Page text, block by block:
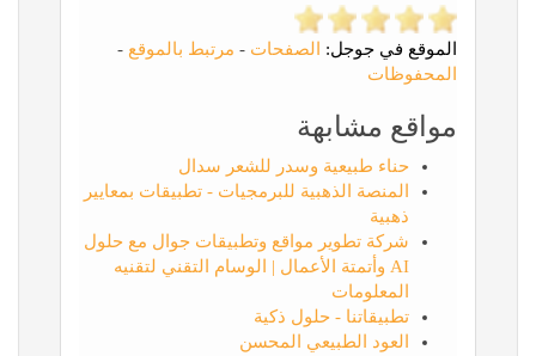
الموقع في جوجل: الصفحات - مرتبط بالموقع -
المحفوظات
مواقع مشابهة
حناء طبيعية وسدر للشعر سدال
المنصة الذهبية للبرمجيات - تطبيقات بمعايير
ذهبية
شركة تطوير مواقع وتطبيقات جوال مع حلول
AI وأتمتة الأعمال | الوسام التقني لتقنيه
المعلومات
تطبيقاتنا - حلول ذكية
العود الطبيعي المحسن